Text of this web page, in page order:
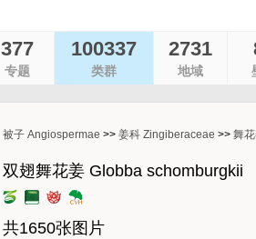
377
专题
100337
类群
2731
地域
被子 Angiospermae >> 姜科 Zingiberaceae >> 舞
双翅舞花姜 Globba schomburgkii
共1650张图片